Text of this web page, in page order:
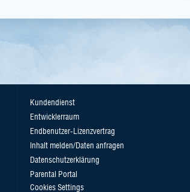
Kundendienst
Entwicklerraum
Endbenutzer-Lizenzvertrag
Inhalt melden/Daten anfragen
Datenschutzerklärung
Parental Portal
Cookies Settings